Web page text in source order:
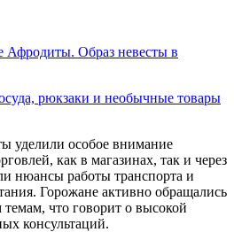
Афродиты. Образ невесты в
рюкзаки и необычные товары
уделили особое внимание
как в магазинах, так и через
нюансы работы транспорта и
Горожане активно обращались
темам, что говорит о высокой
консультаций.